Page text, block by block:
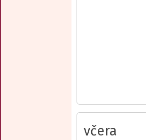
včera